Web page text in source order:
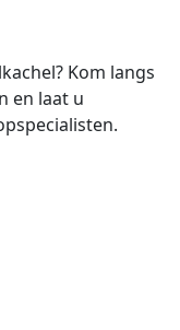
Kom langs
en laat u